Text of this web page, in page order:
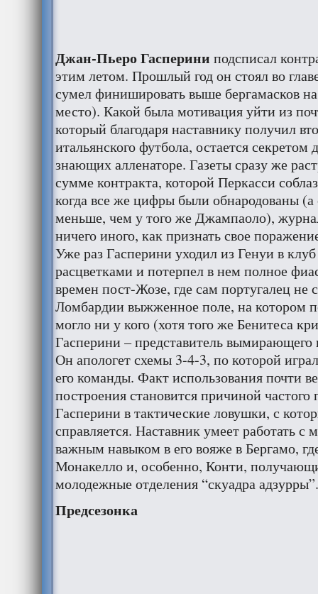
Джан-Пьеро Гасперини подсписал
этим летом. Прошлый год он стоял во
сумел финишировать выше бергамасков
место). Какой была мотивация уйти из
который благодаря наставнику получил
итальянского футбола, остается
знающих алленаторе. Газеты сразу же
сумме контракта, которой Перкасси
когда все же цифры были обнародованы (а
меньше, чем у того же Джампаоло),
ничего иного, как признать свое
Уже раз Гасперини уходил из Генуи в
расцветками и потерпел в нем полное
времен пост-Жозе, где сам португалец не
Ломбардии выжженное поле, на котором
могло ни у кого (хотя того же Бенитеса
Гасперини – представитель вымирающего
Он апологет схемы 3-4-3, по которой
его команды. Факт использования почти
построения становится причиной
Гасперини в тактические ловушки, с
справляется. Наставник умеет работать
важным навыком в его вояже в Бергамо,
Монакелло и, особенно, Конти,
молодежные отделения “скуадра адзурры”.
Предсезонка